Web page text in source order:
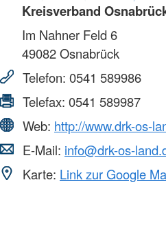
Kreisverband
Im Nahner Feld 6
49082Osnabrück
Telefon: 0541 589986
Telefax: 0541 589987
Web: http://www.drk-os-
E-Mail: info@drk-os-
Karte: Link zur Google